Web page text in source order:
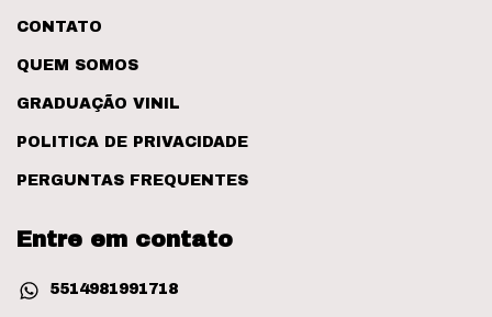
CONTATO
QUEM SOMOS
GRADUAÇÃO VINIL
POLITICA DE PRIVACIDADE
PERGUNTAS FREQUENTES
Entre em contato
5514981991718